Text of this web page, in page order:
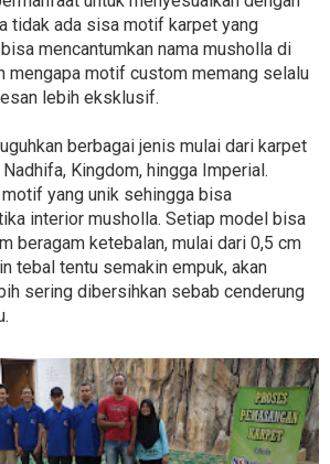
tidak ada sisa motif karpet yang
mencantumkan nama musholla di
mengapa motif custom memang selalu
lebih eksklusif.
berbagai jenis mulai dari karpet
Nadhifa, Kingdom, hingga Imperial.
yang unik sehingga bisa
interior musholla. Setiap model bisa
beragam ketebalan, mulai dari 0,5 cm
tebal tentu semakin empuk, akan
sering dibersihkan sebab cenderung